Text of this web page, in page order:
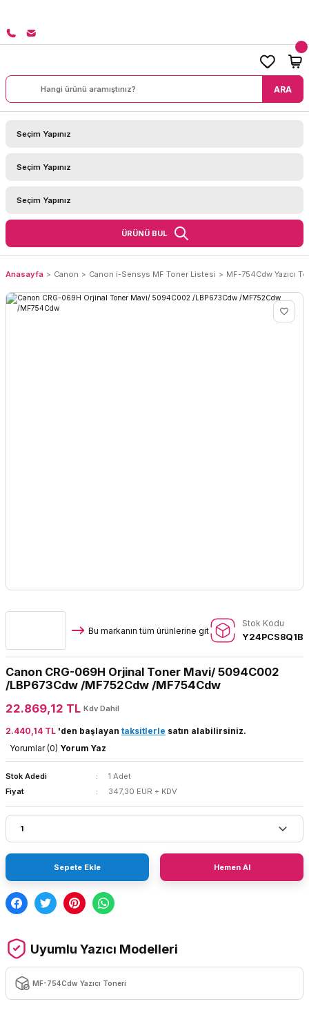
ARA
ÜRÜNÜ BUL
Anasayfa Canon Canon i-Sensys MF Toner Listesi MF-754Cdw Yazıcı
Bu markanın tüm ürünlerine git
Stok Kodu
Y24PCS8Q1B
Canon CRG-069H Orjinal Toner Mavi/ 5094C002
/LBP673Cdw /MF752Cdw /MF754Cdw
22.869,12 TL Kdv Dahil
2.440,14 TL 'den başlayan taksitlerle satın alabilirsiniz.
Yorumlar (0) Yorum Yaz
Stok Adedi
1 Adet
Fiyat
347,30 EUR + KDV
Sepete Ekle Hemen Al
Uyumlu Yazıcı Modelleri
MF-754Cdw Yazıcı Toneri